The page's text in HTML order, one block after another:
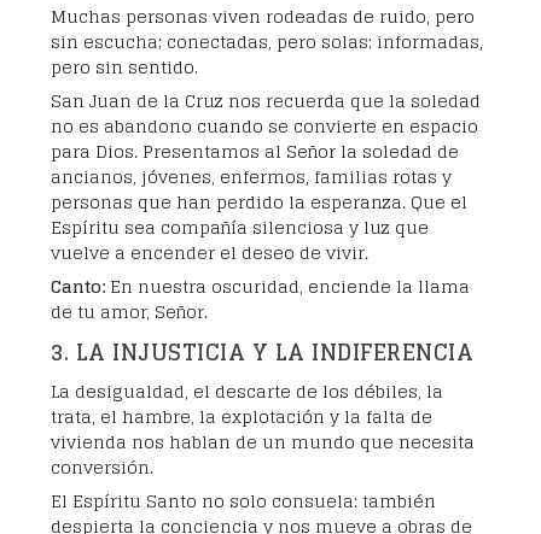
Muchas personas viven rodeadas de ruido, pero
sin escucha; conectadas, pero solas; informadas,
pero sin sentido.
San Juan de la Cruz nos recuerda que la soledad
no es abandono cuando se convierte en espacio
para Dios. Presentamos al Señor la soledad de
ancianos, jóvenes, enfermos, familias rotas y
personas que han perdido la esperanza. Que el
Espíritu sea compañía silenciosa y luz que
vuelve a encender el deseo de vivir.
Canto: En nuestra oscuridad, enciende la llama
de tu amor, Señor.
3. LA INJUSTICIA Y LA INDIFERENCIA
La desigualdad, el descarte de los débiles, la
trata, el hambre, la explotación y la falta de
vivienda nos hablan de un mundo que necesita
conversión.
El Espíritu Santo no solo consuela: también
despierta la conciencia y nos mueve a obras de